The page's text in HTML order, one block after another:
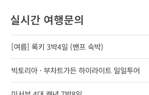
실시간 여행문의
[여름] 록키 3박4일 (밴프 숙박)
빅토리아 · 부차트가든 하이라이트 일일투어